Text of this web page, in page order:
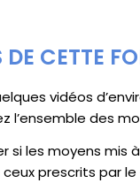
DE CETTE
vidéos
l’ensemble des
si les moyens
prescrits par